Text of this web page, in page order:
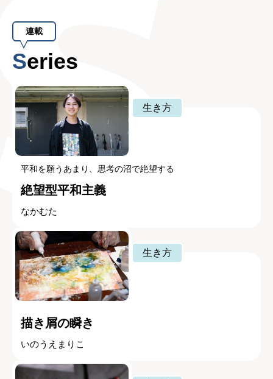
連載
Series
生き方
平和を願うあまり、思考の沼で絶望する
絶望型平和主義
なかむた
生き方
描き屑の瞬き
いのうえまりこ